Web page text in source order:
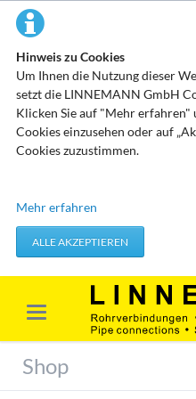
Hinweis zu Cookies
Um Ihnen die Nutzung dieser
setzt die LINNEMANN GmbH
Klicken Sie auf "Mehr erfahren"
Cookies einzusehen oder auf
Cookies zuzustimmen.
Technisch erforderliche Cookies
werden verwendet um von
Festlegen Ihrer
Erforderliche Cookies
Marketing & Analyse
ausgewertet werden. Das
sogenannten
Mehr erfahren
ALLE AKZEPTIEREN
Shop